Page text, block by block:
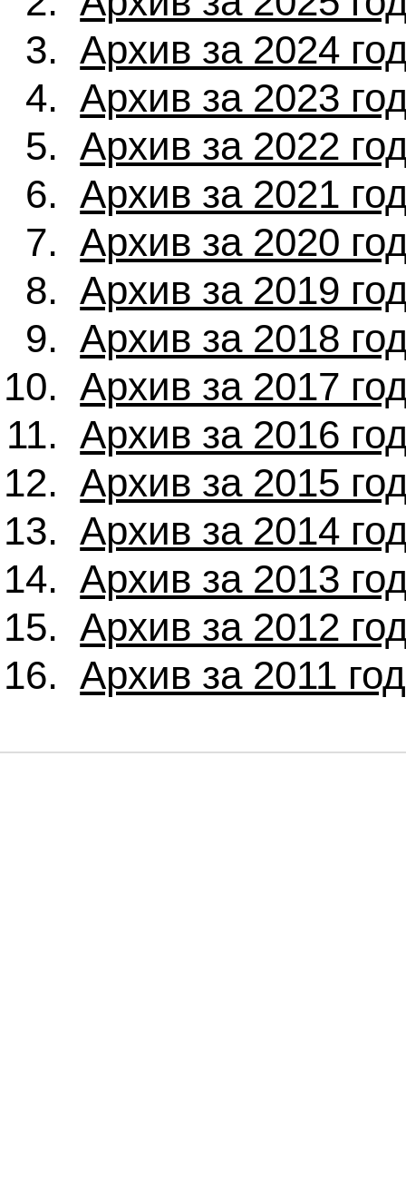
Архив за 2024
Архив за 2023
Архив за 2022
Архив за 2021
Архив за 2020
Архив за 2019
Архив за 2018
Архив за 2017
Архив за 2016
Архив за 2015
Архив за 2014
Архив за 2013
Архив за 2012
Архив за 2011 год